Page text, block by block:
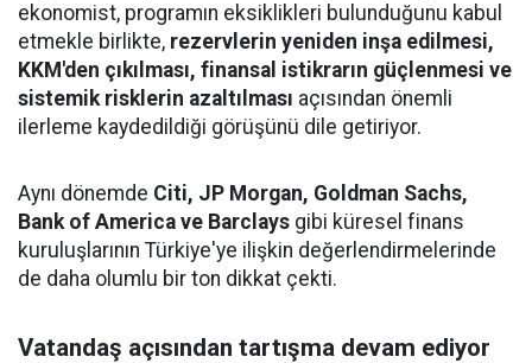
ekonomist, programın eksiklikleri bulunduğunu kabul
etmekle birlikte, rezervlerin yeniden inşa edilmesi,
KKM'den çıkılması, finansal istikrarın güçlenmesi ve
sistemik risklerin azaltılması açısından önemli
ilerleme kaydedildiği görüşünü dile getiriyor.
Aynı dönemde Citi, JP Morgan, Goldman Sachs,
Bank of America ve Barclays gibi küresel finans
kuruluşlarının Türkiye'ye ilişkin değerlendirmelerinde
de daha olumlu bir ton dikkat çekti.
Vatandaş açısından tartışma devam ediyor